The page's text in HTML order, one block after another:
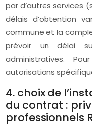
par d’autres services
délais d’obtention
commune et la
prévoir un délai
administratives.
autorisations
4. choix de
du contrat :
professionnels